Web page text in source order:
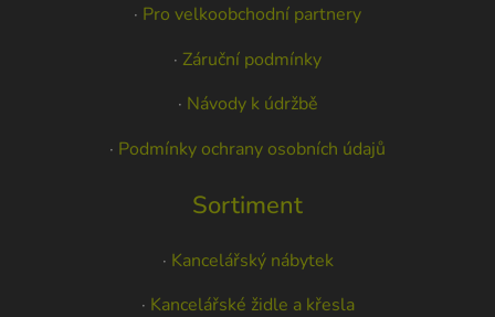
· Pro velkoobchodní partnery
· Záruční podmínky
· Návody k údržbě
· Podmínky ochrany osobních údajů
Sortiment
· Kancelářský nábytek
· Kancelářské židle a křesla